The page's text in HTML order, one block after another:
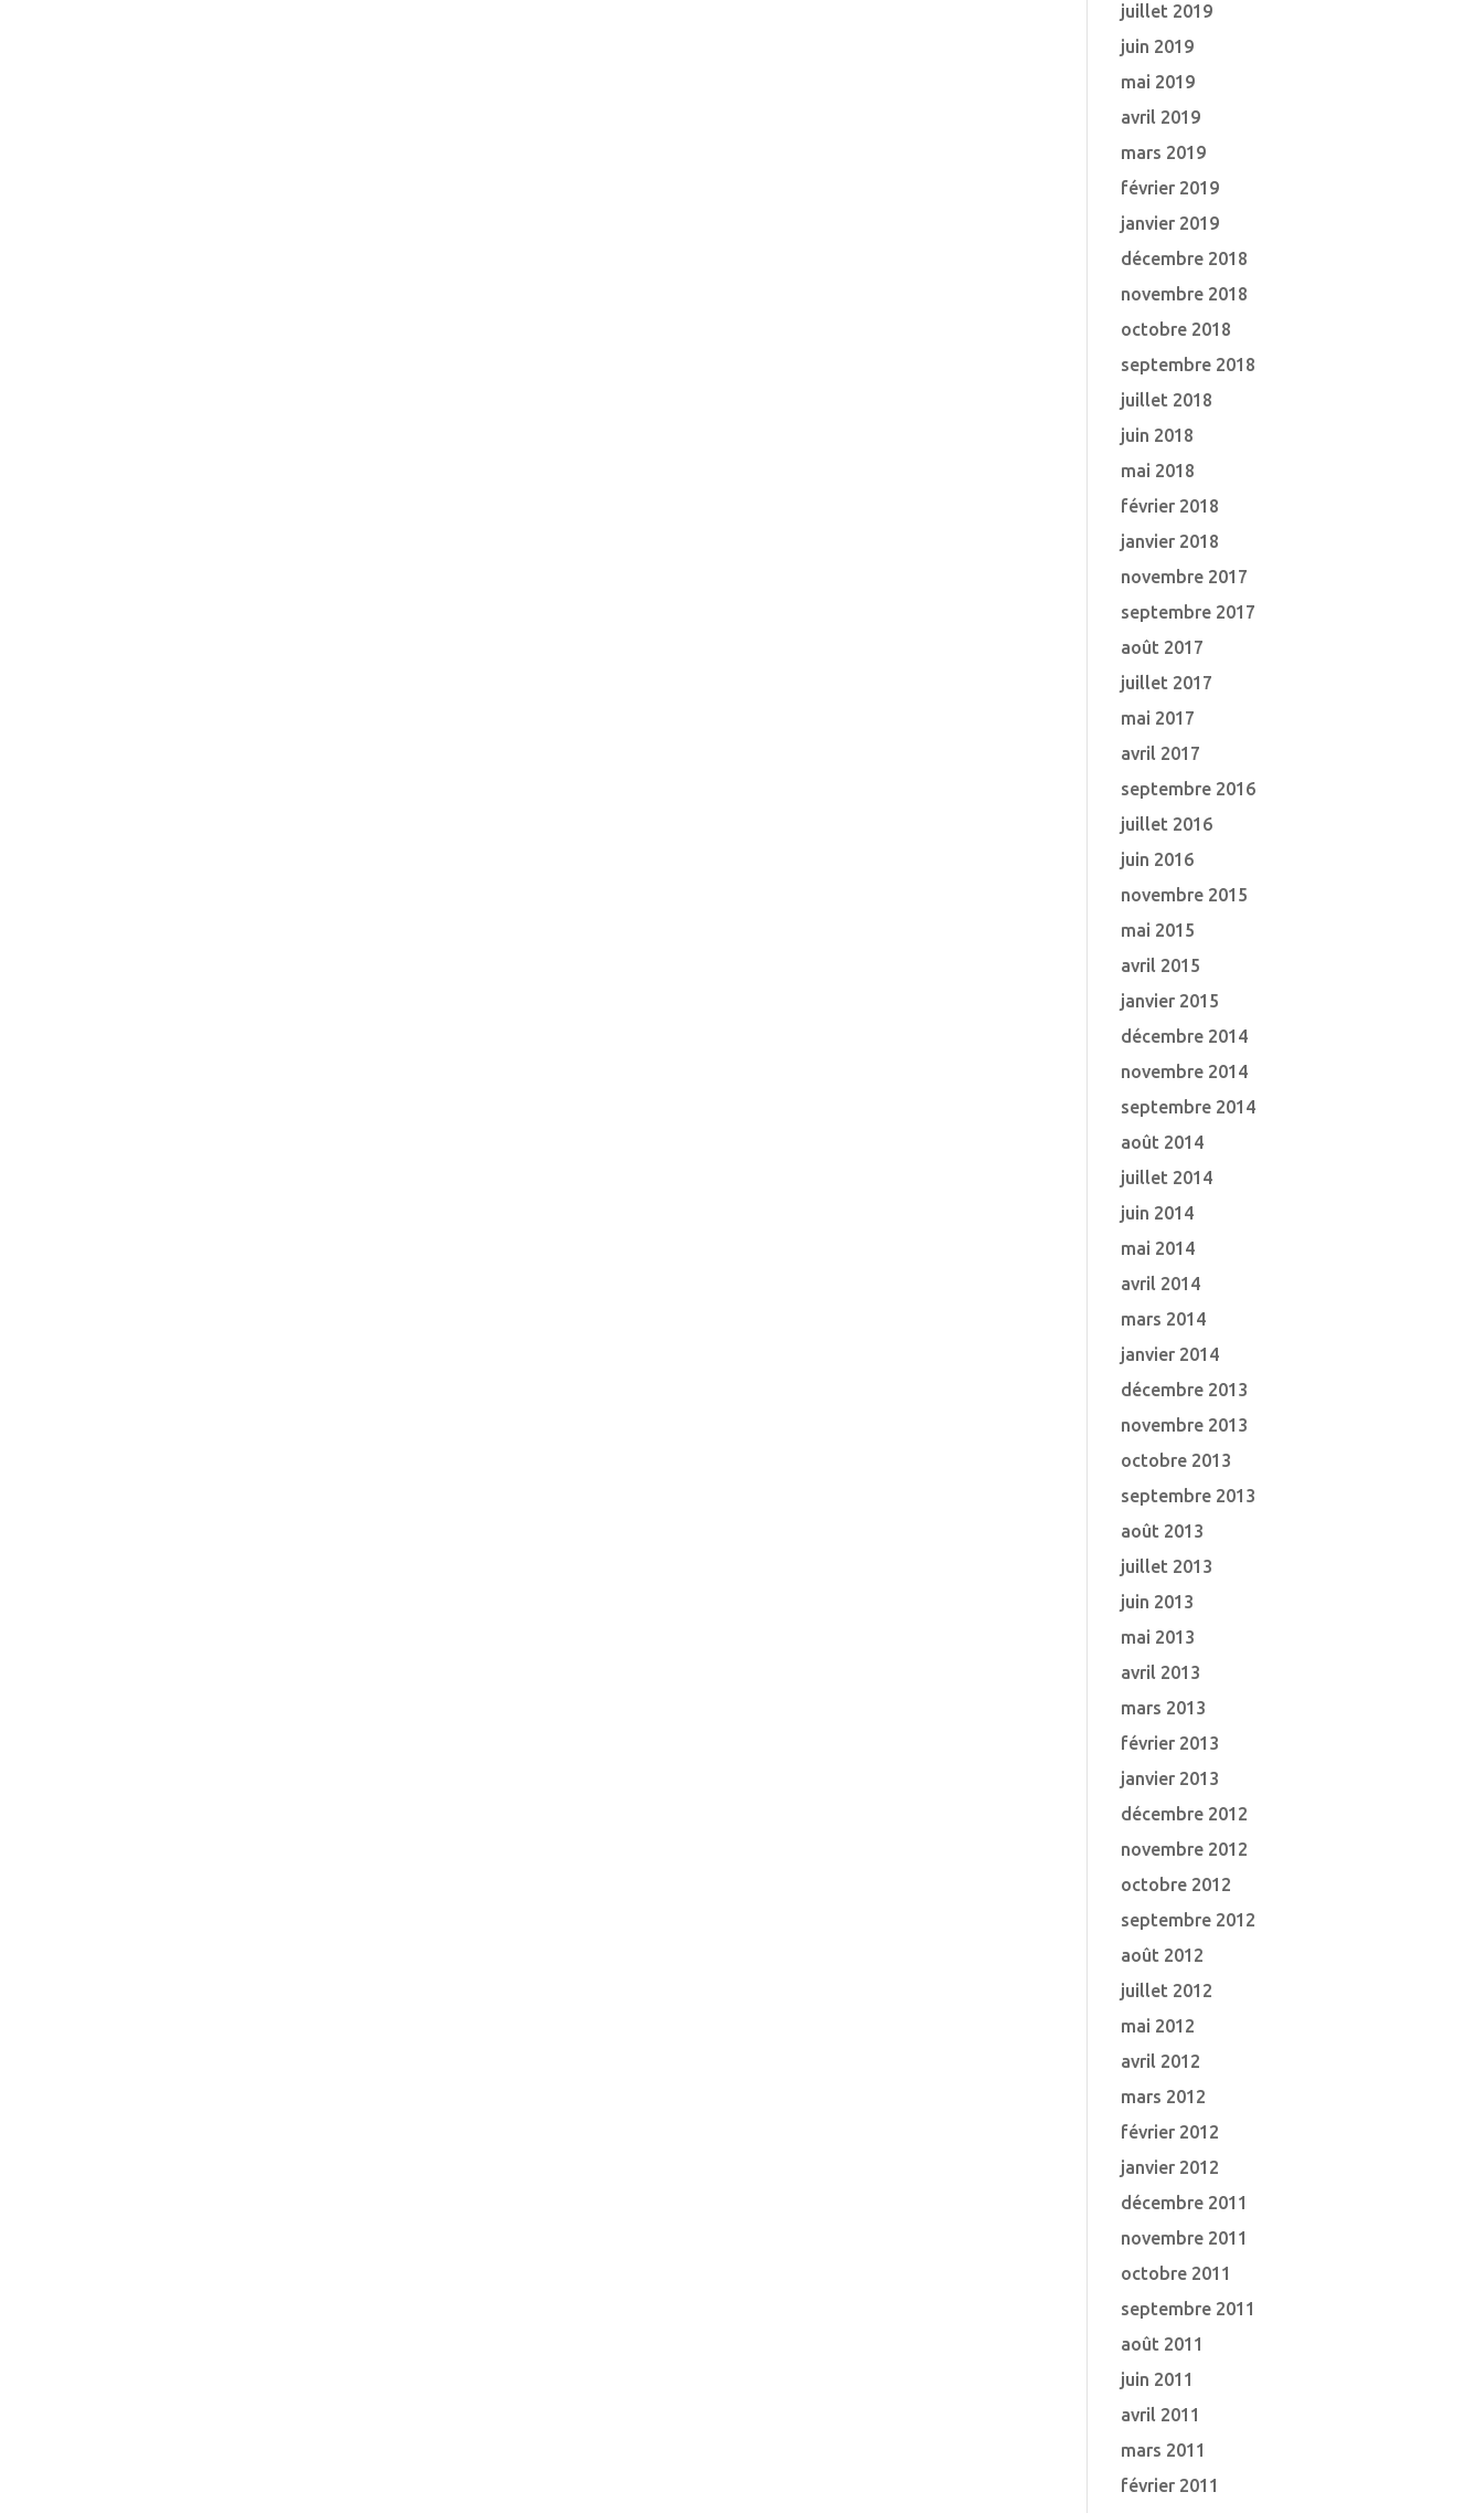
juillet 2019
juin 2019
mai 2019
avril 2019
mars 2019
février 2019
janvier 2019
décembre 2018
novembre 2018
octobre 2018
septembre 2018
juillet 2018
juin 2018
mai 2018
février 2018
janvier 2018
novembre 2017
septembre 2017
août 2017
juillet 2017
mai 2017
avril 2017
septembre 2016
juillet 2016
juin 2016
novembre 2015
mai 2015
avril 2015
janvier 2015
décembre 2014
novembre 2014
septembre 2014
août 2014
juillet 2014
juin 2014
mai 2014
avril 2014
mars 2014
janvier 2014
décembre 2013
novembre 2013
octobre 2013
septembre 2013
août 2013
juillet 2013
juin 2013
mai 2013
avril 2013
mars 2013
février 2013
janvier 2013
décembre 2012
novembre 2012
octobre 2012
septembre 2012
août 2012
juillet 2012
mai 2012
avril 2012
mars 2012
février 2012
janvier 2012
décembre 2011
novembre 2011
octobre 2011
septembre 2011
août 2011
juin 2011
avril 2011
mars 2011
février 2011